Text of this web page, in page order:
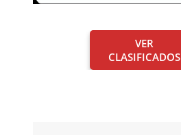
VER
CLASIFICADOS